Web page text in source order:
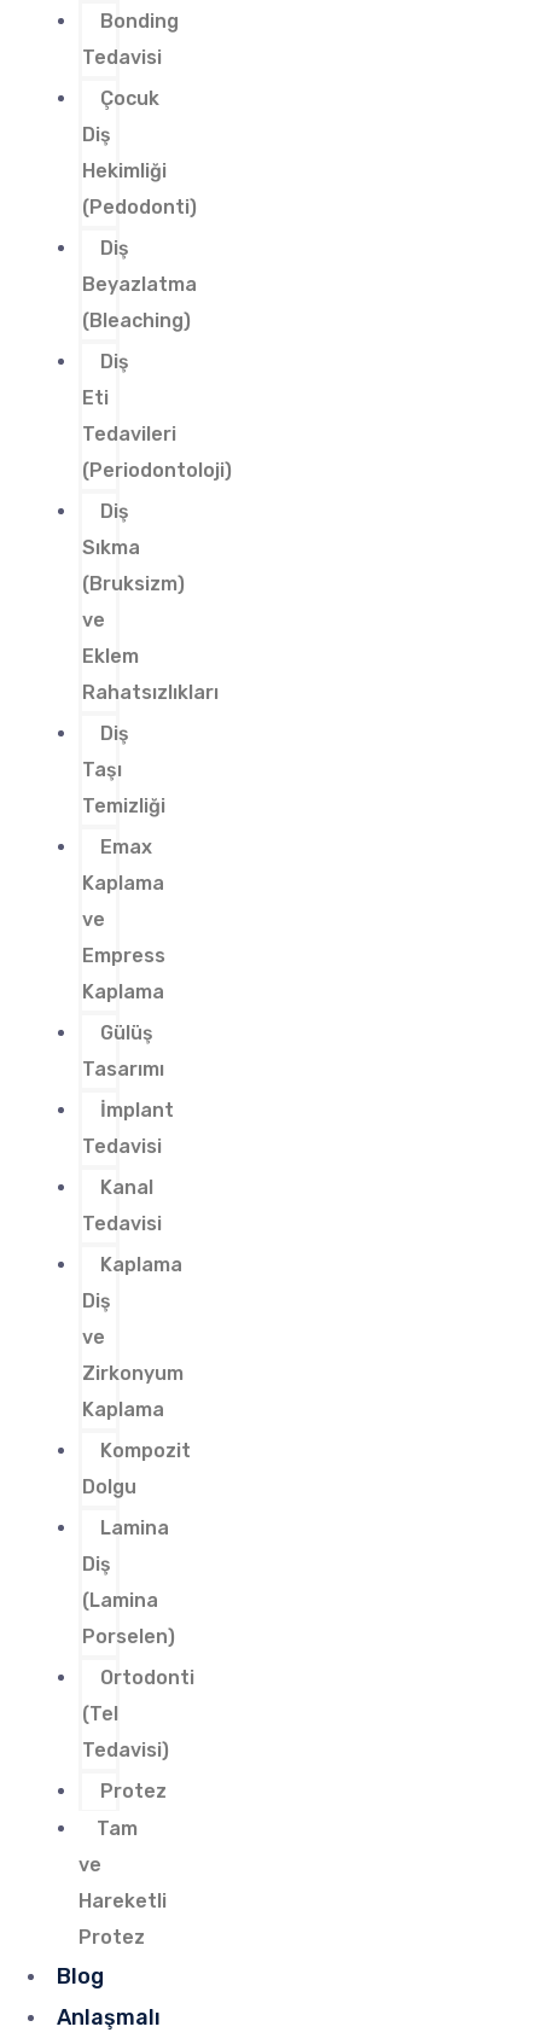
Bonding
Tedavisi
Çocuk
Diş
Hekimliği
(Pedodonti)
Diş
Beyazlatma
(Bleaching)
Diş
Eti
Tedavileri
(Periodontoloji)
Diş
Sıkma
(Bruksizm)
ve
Eklem
Rahatsızlıkları
Diş
Taşı
Temizliği
Emax
Kaplama
ve
Empress
Kaplama
Gülüş
Tasarımı
İmplant
Tedavisi
Kanal
Tedavisi
Kaplama
Diş
ve
Zirkonyum
Kaplama
Kompozit
Dolgu
Lamina
Diş
(Lamina
Porselen)
Ortodonti
(Tel
Tedavisi)
Protez
Tam
ve
Hareketli
Protez
Blog
Anlaşmalı